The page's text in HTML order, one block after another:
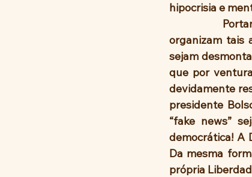
hipocrisia e
organizam tais
sejam
que por
devidamente
presidente
“fake news”
democrática! A
Da mesma
própria